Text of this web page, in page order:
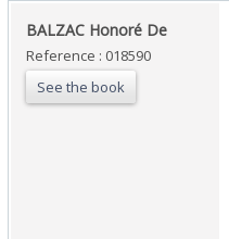
‎BALZAC Honoré De‎
Reference : 018590
See the book